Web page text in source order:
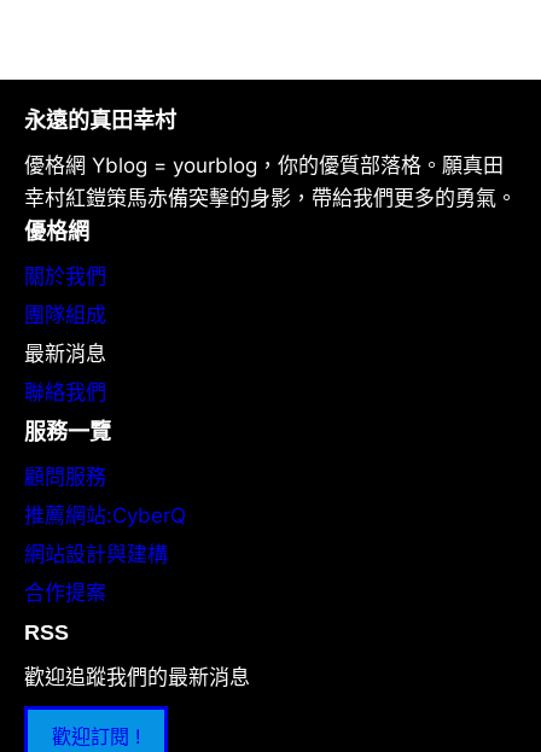
永遠的真田幸村
優格網 Yblog = yourblog，你的優質部落格。願真田
幸村紅鎧策馬赤備突擊的身影，帶給我們更多的勇氣。
優格網
關於我們
團隊組成
最新消息
聯絡我們
服務一覽
顧問服務
推薦網站:CyberQ
網站設計與建構
合作提案
RSS
歡迎追蹤我們的最新消息
歡迎訂閱 !